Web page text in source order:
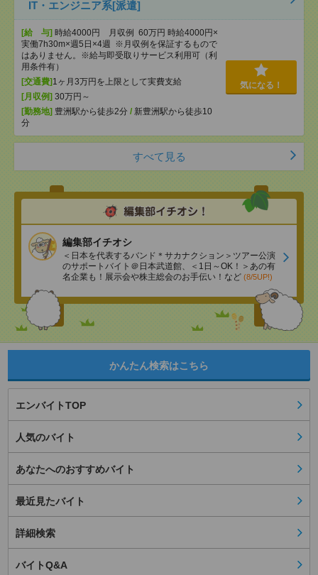
IT・エンジニア系[派遣]
[給 与] 時給4000円 月収例 60万円 時給4000円×
実働7h30m×週5日×4週 ※月収例を保証するもので
はありません。※給与即受取りサービス利用可（利
用条件有）
[交通費]1ヶ月3万円を上限として実費支給
[月収例] 30万円～
[勤務地] 豊洲駅から徒歩2分 / 新豊洲駅から徒歩10
分
気になる！
すべて見る
編集部イチオシ
＜日本を代表するバンド＊サカナクション＞ツアー公演
のサポートバイト＠日本武道館、＜1日～OK！＞あの有
名企業も！展示会や株主総会のお手伝い！など (8/5UP!)
かんたん検索はこちら
エンバイトTOP
人気のバイト
あなたへのおすすめバイト
最近見たバイト
詳細検索
バイトQ&A